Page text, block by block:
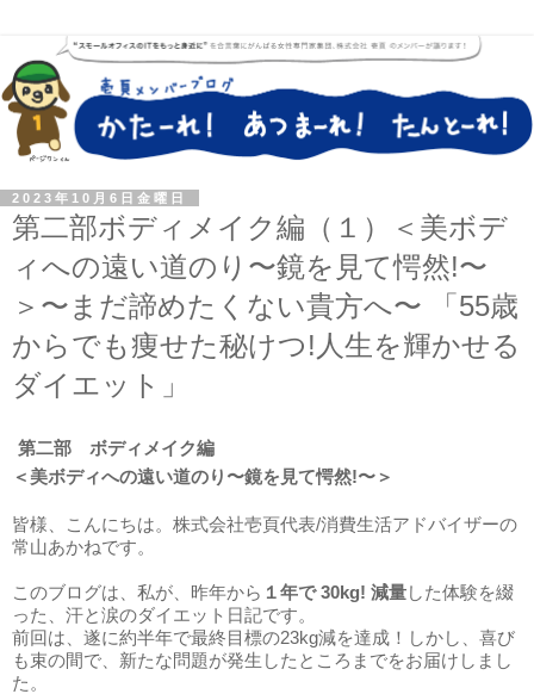
2023年10月6日金曜日
第二部ボディメイク編（１）＜美ボデ
ィへの遠い道のり〜鏡を見て愕然!〜
＞〜まだ諦めたくない貴方へ〜 「55歳
からでも痩せた秘けつ!人生を輝かせる
ダイエット」
第二部 ボディメイク編
＜美ボディへの遠い道のり〜鏡を見て愕然!〜＞
皆様、こんにちは。株式会社壱頁代表/消費生活アドバイザーの
常山あかねです。
このブログは、私が、昨年から １年で 30kg! 減量した体験を綴
った、汗と涙のダイエット日記です。
前回は、遂に約半年で最終目標の23kg減を達成！しかし、喜び
も束の間で、新たな問題が発生したところまでをお届けしまし
た。